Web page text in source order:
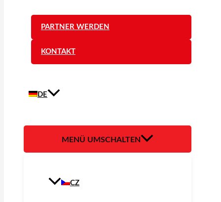
PARTNER WERDEN
KONTAKT
DE
MENÜ UMSCHALTEN
CZ